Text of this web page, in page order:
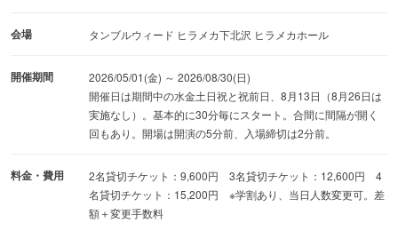
会場 タンブルウィード ヒラメカ下北沢 ヒラメカホール
開催期間
2026/05/01(金) ～ 2026/08/30(日)
開催日は期間中の水金土日祝と祝前日、8月13日（8月26日は
実施なし）。基本的に30分毎にスタート。合間に間隔が開く
回もあり。開場は開演の5分前、入場締切は2分前。
料金・費用
2名貸切チケット：9,600円 3名貸切チケット：12,600円 4
名貸切チケット：15,200円 ※学割あり、当日人数変更可。差
額＋変更手数料